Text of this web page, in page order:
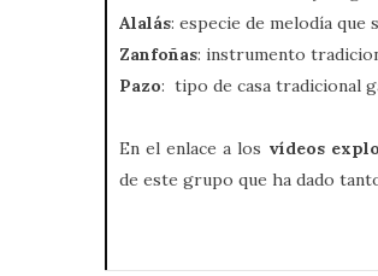
Alalás: especie de melodía que
Zanfoñas: instrumento
Pazo: tipo de casa tradicional
En el enlace a los vídeos
de este grupo que ha dado